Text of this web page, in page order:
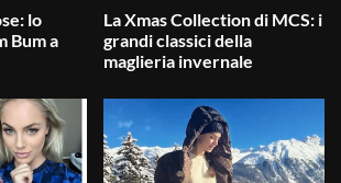
lo
Bum a
La Xmas Collection di MCS: i
grandi classici della
maglieria invernale